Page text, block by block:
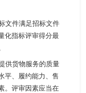
文件满足招标文件
化指标评审得分最
供货物服务的质量
平、履约能力、售
。评审因素应当在